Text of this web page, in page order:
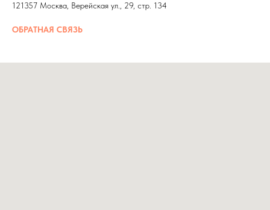
121357 Москва, Верейская ул., 29, стр. 134
ОБРАТНАЯ СВЯЗЬ